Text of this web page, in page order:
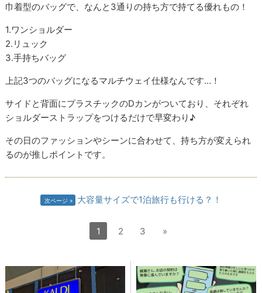
巾着型のバッグで、なんと3通りの持ち方で持てる優れもの！
1.ワンショルダー
2.リュック
3.手持ちバッグ
上記3つのバッグになるマルチウェイ仕様なんです…！
サイドと背面にプラスチックのDカンがついており、それぞれ
ショルダーストラップをつけるだけで早変わり♪
その日のファッションやシーンに合わせて、持ち方が変えられ
るのが推しポイントです。
次ページ 大容量サイズで1泊旅行も行ける？！
1 2 3 »